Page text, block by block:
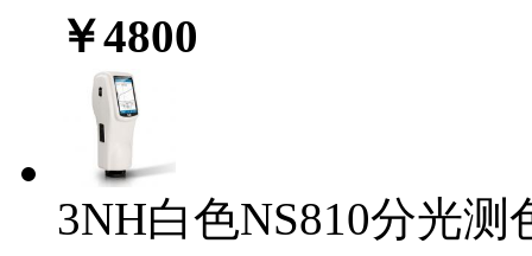
￥4800
3NH白色NS810分光测